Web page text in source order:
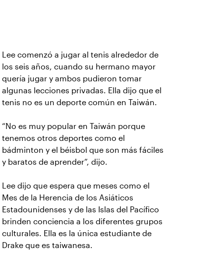
Lee comenzó a jugar al tenis alrededor de
los seis años, cuando su hermano mayor
quería jugar y ambos pudieron tomar
algunas lecciones privadas. Ella dijo que el
tenis no es un deporte común en Taiwán.
“No es muy popular en Taiwán porque
tenemos otros deportes como el
bádminton y el béisbol que son más fáciles
y baratos de aprender”, dijo.
Lee dijo que espera que meses como el
Mes de la Herencia de los Asiáticos
Estadounidenses y de las Islas del Pacífico
brinden conciencia a los diferentes grupos
culturales. Ella es la única estudiante de
Drake que es taiwanesa.